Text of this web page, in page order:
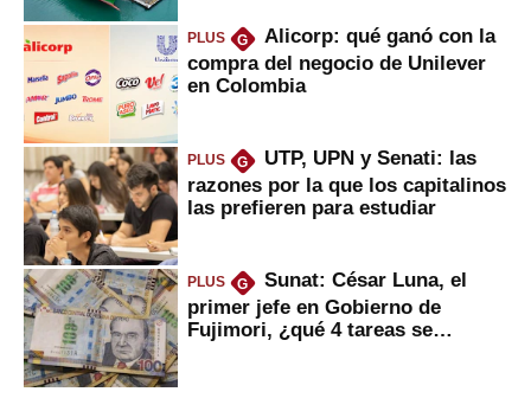
PLUS G
Alicorp: qué ganó con la
compra del negocio de Unilever
en Colombia
PLUS G
UTP, UPN y Senati: las
razones por la que los capitalinos
las prefieren para estudiar
PLUS G
Sunat: César Luna, el
primer jefe en Gobierno de
Fujimori, ¿qué 4 tareas se